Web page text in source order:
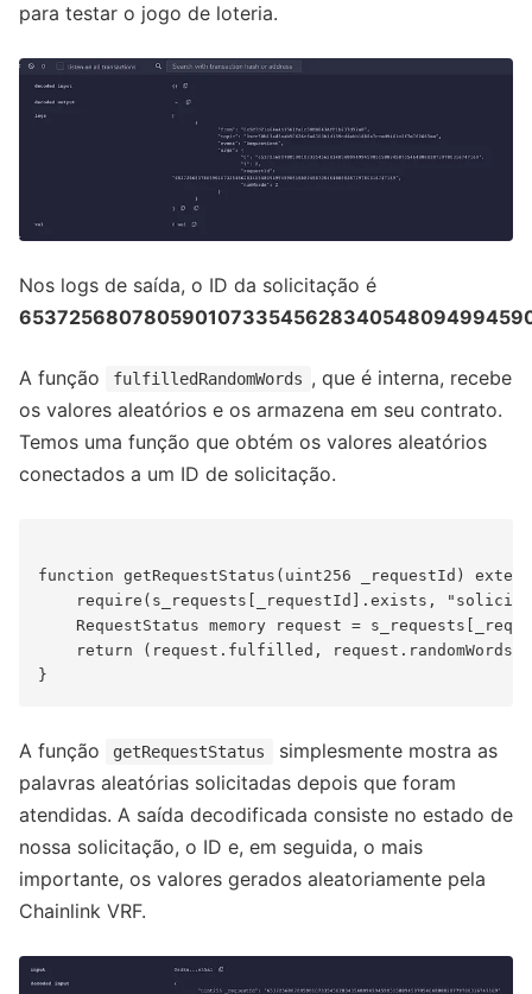
para testar o jogo de loteria.
Nos logs de saída, o ID da solicitação é
A função fulfilledRandomWords , que é interna, recebe
os valores aleatórios e os armazena em seu contrato.
Temos uma função que obtém os valores aleatórios
conectados a um ID de solicitação.
function getRequestStatus(uint256 _requestId)
require(s_requests[_requestId].exists,
RequestStatus memory request =
    return (request.fulfilled, request.randomWords);
A função getRequestStatus
simplesmente mostra as
palavras aleatórias solicitadas depois que foram
atendidas. A saída decodificada consiste no estado de
nossa solicitação, o ID e, em seguida, o mais
importante, os valores gerados aleatoriamente pela
Chainlink VRF.